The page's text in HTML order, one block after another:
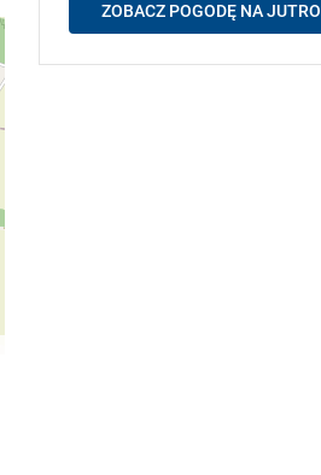
ZOBACZ POGODĘ NA JUTRO